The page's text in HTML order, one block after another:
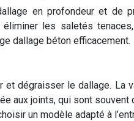
en profondeur et
les saletés
dallage béton efficacement.
dégraisser le dallage. La
aux joints, qui sont
un modèle adapté à